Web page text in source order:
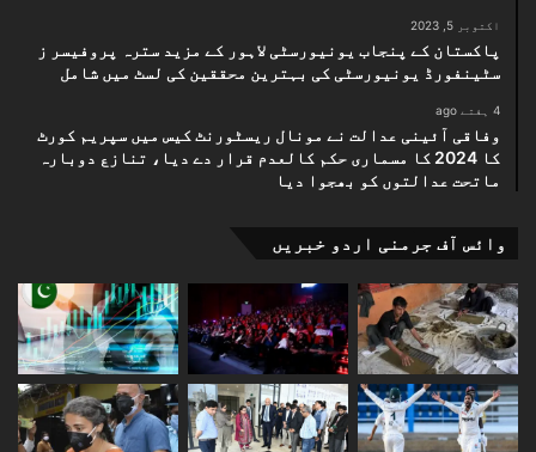
اکتوبر 5, 2023
پاکستان کے پنجاب یونیورسٹی لاہور کے مزید سترہ پروفیسر ز
سٹینفورڈ یونیورسٹی کی بہترین محققین کی لسٹ میں شامل
4 ہفتے ago
وفاقی آئینی عدالت نے مونال ریسٹورنٹ کیس میں سپریم کورٹ
کا 2024 کا مسماری حکم کالعدم قرار دے دیا، تنازع دوبارہ
ماتحت عدالتوں کو بھجوا دیا
وائس آف جرمنی اردو خبریں